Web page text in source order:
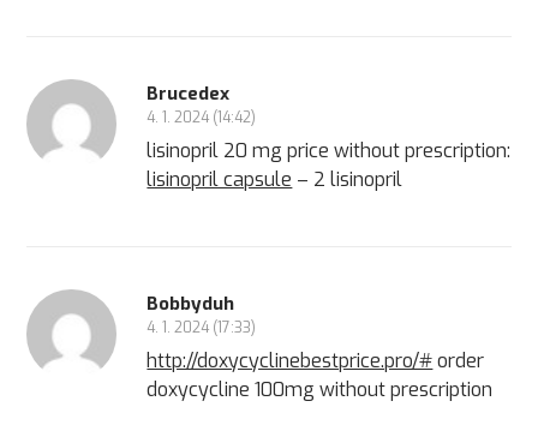
Brucedex
4. 1. 2024 (14:42)
lisinopril 20 mg price without prescription:
lisinopril capsule – 2 lisinopril
Bobbyduh
4. 1. 2024 (17:33)
http://doxycyclinebestprice.pro/#order
doxycycline 100mg without prescription